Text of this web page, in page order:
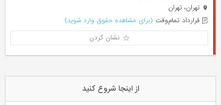
تهران، تهران
قرارداد تمام‌وقت (برای مشاهده حقوق وارد شوید)
نشان کردن
از اینجا شروع کنید